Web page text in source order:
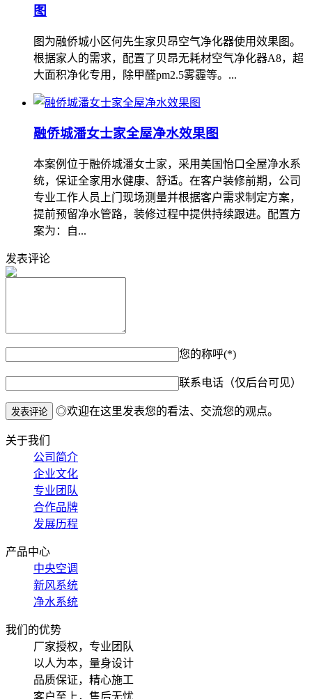
图
图为融侨城小区何先生家贝昂空气净化器使用效果图。
根据家人的需求，配置了贝昂无耗材空气净化器A8，超
大面积净化专用，除甲醛pm2.5雾霾等。...
融侨城潘女士家全屋净水效果图
本案例位于融侨城潘女士家，采用美国怡口全屋净水系
统，保证全家用水健康、舒适。在客户装修前期，公司
专业工作人员上门现场测量并根据客户需求制定方案，
提前预留净水管路，装修过程中提供持续跟进。配置方
案为：自...
发表评论
您的称呼(*)
联系电话（仅后台可见）
◎欢迎在这里发表您的看法、交流您的观点。
关于我们
公司简介
企业文化
专业团队
合作品牌
发展历程
产品中心
中央空调
新风系统
净水系统
我们的优势
厂家授权，专业团队
以人为本，量身设计
品质保证，精心施工